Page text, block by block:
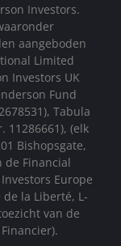
Investors.
aangeboden
Limited
Investors UK
Fund
Tabula
11286661), (elk
Bishopsgate,
de Financial
Europe
de la Liberté, L-
van de